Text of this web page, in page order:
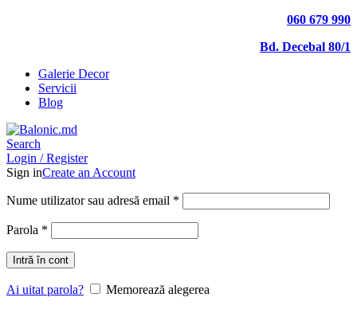
060 679 990
Bd. Decebal 80/1
Galerie Decor
Servicii
Blog
Search
Login / Register
Sign inCreate an Account
Nume utilizator sau adresă email *
Parola *
Intră în cont
Ai uitat parola?
Memorează alegerea